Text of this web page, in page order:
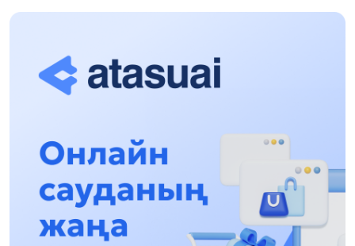
Asqat Asylbekov: Kúshti bılikke kúshti tulǵalar
12:01, 28 Shilde 2026
16:15, 27 Shilde 2026
Óskenbaı Qulataıuly: Rýhanıatqa qyzmet etken
qalamger